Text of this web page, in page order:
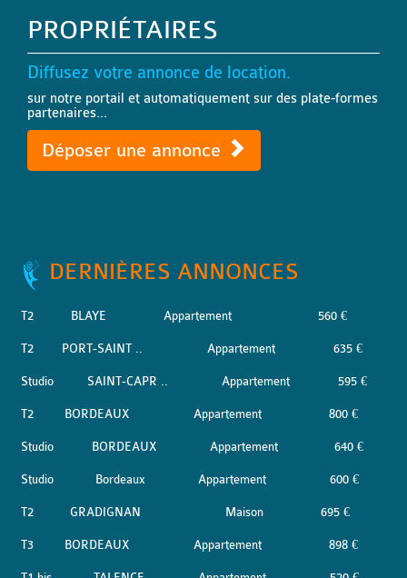
PROPRIÉTAIRES
Diffusez votre annonce de location.
sur notre portail et automatiquement sur des plate-formes
partenaires...
Déposer une annonce
DERNIÈRES ANNONCES
T2 BLAYE Appartement 560 €
T2 PORT-SAINT .. Appartement 635 €
Studio SAINT-CAPR .. Appartement 595 €
T2 BORDEAUX Appartement 800 €
Studio BORDEAUX Appartement 640 €
Studio Bordeaux Appartement 600 €
T2 GRADIGNAN Maison 695 €
T3 BORDEAUX Appartement 898 €